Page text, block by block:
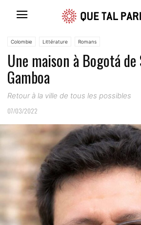
Colombie Littérature Romans
Une maison à Bogotá
Gamboa
Retour à la ville de tous les possibles
07/03/2022